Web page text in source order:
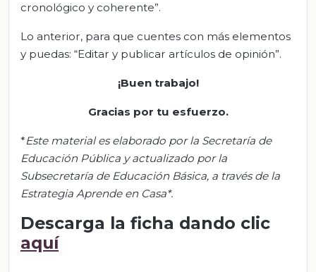
cronológico y coherente”.
Lo anterior, para que cuentes con más elementos
y puedas: “Editar y publicar artículos de opinión”.
¡Buen trabajo!
Gracias por tu esfuerzo.
*Este material es elaborado por la Secretaría de
Educación Pública y actualizado por la
Subsecretaría de Educación Básica, a través de la
Estrategia Aprende en Casa*.
Descarga la ficha dando clic
aquí